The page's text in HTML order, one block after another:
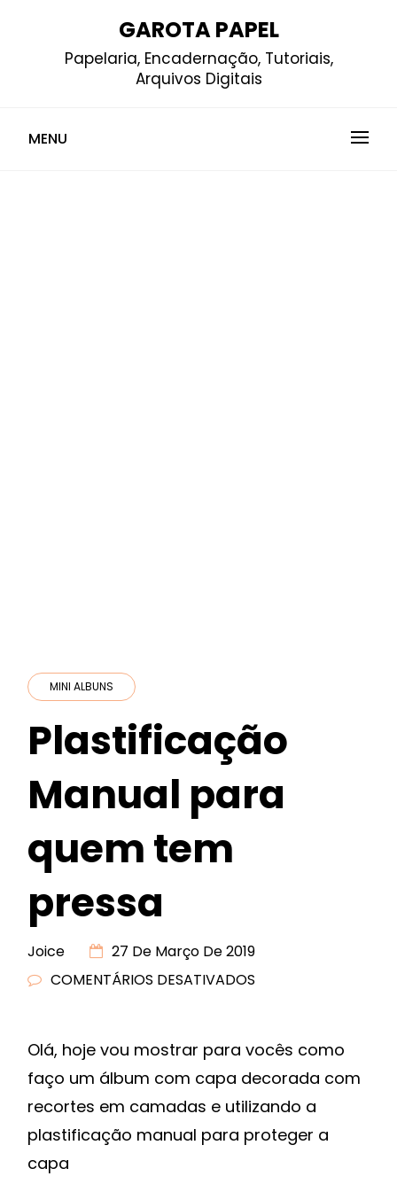
GAROTA PAPEL
Papelaria, Encadernação, Tutoriais,
Arquivos Digitais
MENU
MINI ALBUNS
Plastificação
Manual para
quem tem
pressa
Joice
27 De Março De 2019
COMENTÁRIOS DESATIVADOS
PARA
QUEM
TEM
PRESSA
Olá, hoje vou mostrar para vocês como
faço um álbum com capa decorada com
recortes em camadas e utilizando a
plastificação manual para proteger a
capa